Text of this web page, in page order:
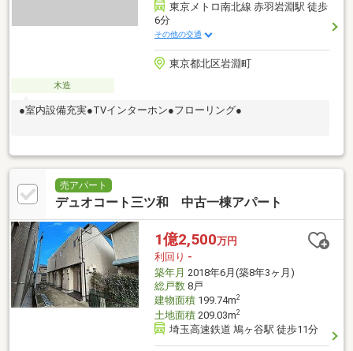
東京メトロ南北線 赤羽岩淵駅 徒歩
6分
その他の交通
東京都北区岩淵町
木造
●室内設備充実●TVインターホン●フローリング●
売アパート
デュオコート三ツ和 中古一棟アパート
1億2,500万円
利回り -
築年月 2018年6月(築8年3ヶ月)
総戸数8戸
建物面積199.74m2
土地面積209.03m2
埼玉高速鉄道 鳩ヶ谷駅 徒歩11分